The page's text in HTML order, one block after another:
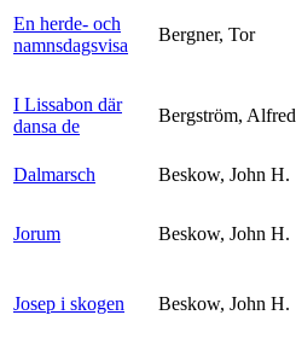
En herde- och
namnsdagsvisa
Bergner, Tor
I Lissabon där
dansa de
Bergström, Alfred
Dalmarsch
Beskow, John H.
Jorum Beskow, John H.
Josep i skogen Beskow, John H.